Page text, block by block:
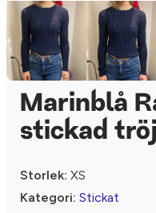
Marinblå
stickad
Storlek: XS
Kategori: Stickat